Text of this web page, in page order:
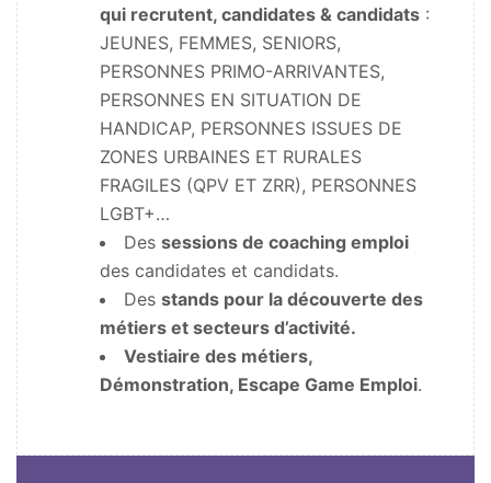
qui recrutent, candidates & candidats :
JEUNES, FEMMES, SENIORS,
PERSONNES PRIMO-ARRIVANTES,
PERSONNES EN SITUATION DE
HANDICAP, PERSONNES ISSUES DE
ZONES URBAINES ET RURALES
FRAGILES (QPV ET ZRR), PERSONNES
LGBT+…
Des sessions de coaching emploi
des candidates et candidats.
Des stands pour la découverte des
métiers et secteurs d’activité.
Vestiaire des métiers,
Démonstration, Escape Game Emploi.